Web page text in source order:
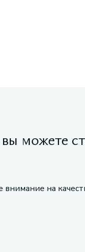
можете
внимание на